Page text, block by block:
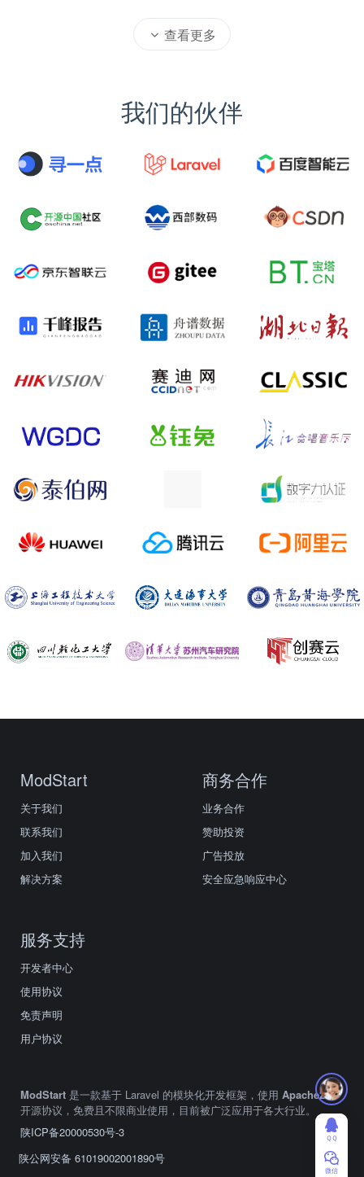
查看更多
我们的伙伴
ModStart
关于我们
联系我们
加入我们
解决方案
商务合作
业务合作
赞助投资
广告投放
安全应急响应中心
服务支持
开发者中心
使用协议
免责声明
用户协议
ModStart 是一款基于 Laravel 的模块化开发框架，使用 Apache2.0
开源协议，免费且不限商业使用，目前被广泛应用于各大行业。
陕ICP备20000530号-3
陕公网安备 61019002001890号
ＱＱ
微信